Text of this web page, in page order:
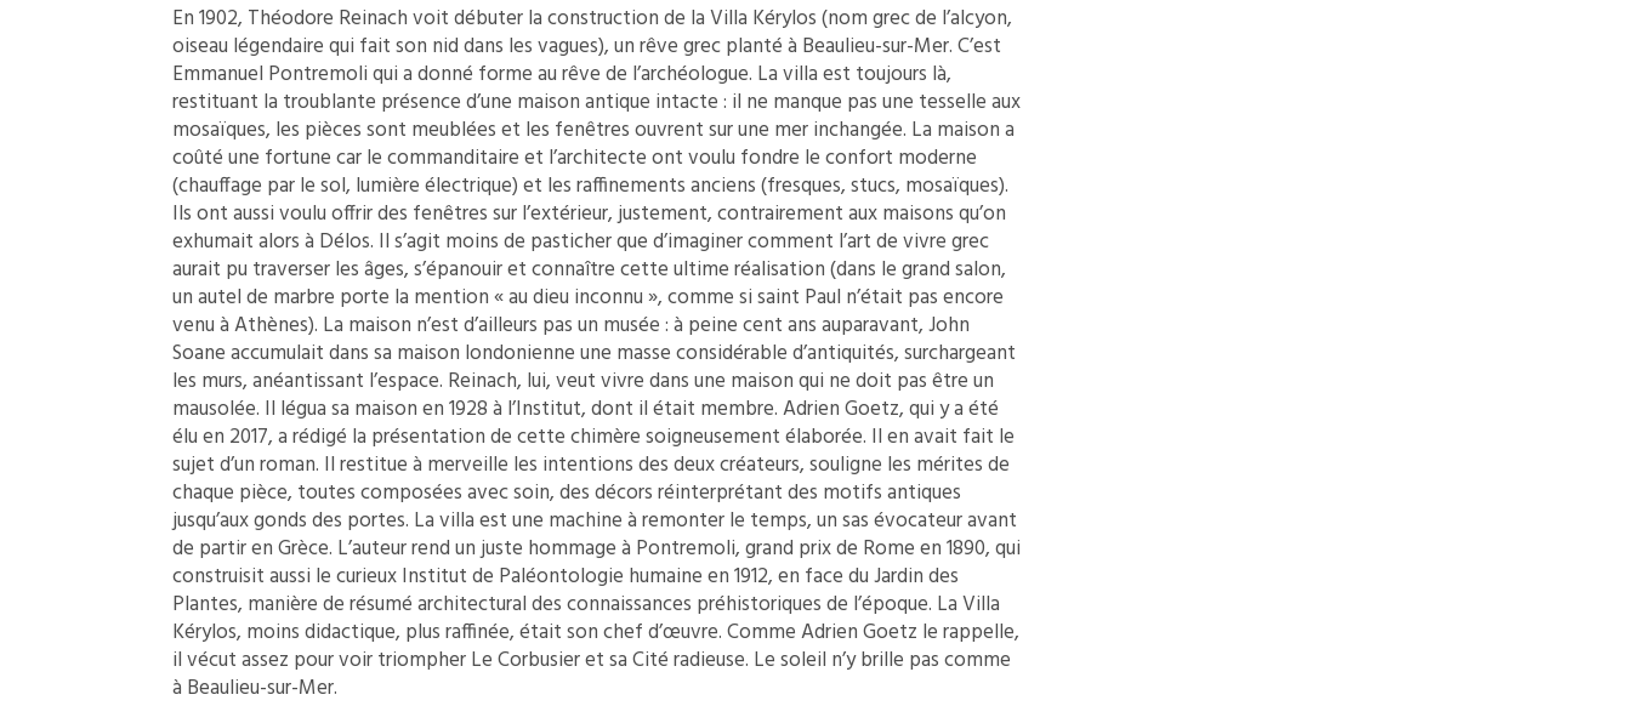
En 1902, Théodore Reinach voit débuter la construction de la Villa Kérylos (nom grec de l’alcyon,
oiseau légendaire qui fait son nid dans les vagues), un rêve grec planté à Beaulieu-sur-Mer. C’est
Emmanuel Pontremoli qui a donné forme au rêve de l’archéologue. La villa est toujours là,
restituant la troublante présence d’une maison antique intacte : il ne manque pas une tesselle aux
mosaïques, les pièces sont meublées et les fenêtres ouvrent sur une mer inchangée. La maison a
coûté une fortune car le commanditaire et l’architecte ont voulu fondre le confort moderne
(chauffage par le sol, lumière électrique) et les raffinements anciens (fresques, stucs, mosaïques).
Ils ont aussi voulu offrir des fenêtres sur l’extérieur, justement, contrairement aux maisons qu’on
exhumait alors à Délos. Il s’agit moins de pasticher que d’imaginer comment l’art de vivre grec
aurait pu traverser les âges, s’épanouir et connaître cette ultime réalisation (dans le grand salon,
un autel de marbre porte la mention « au dieu inconnu », comme si saint Paul n’était pas encore
venu à Athènes). La maison n’est d’ailleurs pas un musée : à peine cent ans auparavant, John
Soane accumulait dans sa maison londonienne une masse considérable d’antiquités, surchargeant
les murs, anéantissant l’espace. Reinach, lui, veut vivre dans une maison qui ne doit pas être un
mausolée. Il légua sa maison en 1928 à l’Institut, dont il était membre. Adrien Goetz, qui y a été
élu en 2017, a rédigé la présentation de cette chimère soigneusement élaborée. Il en avait fait le
sujet d’un roman. Il restitue à merveille les intentions des deux créateurs, souligne les mérites de
chaque pièce, toutes composées avec soin, des décors réinterprétant des motifs antiques
jusqu’aux gonds des portes. La villa est une machine à remonter le temps, un sas évocateur avant
de partir en Grèce. L’auteur rend un juste hommage à Pontremoli, grand prix de Rome en 1890, qui
construisit aussi le curieux Institut de Paléontologie humaine en 1912, en face du Jardin des
Plantes, manière de résumé architectural des connaissances préhistoriques de l’époque. La Villa
Kérylos, moins didactique, plus raffinée, était son chef d’œuvre. Comme Adrien Goetz le rappelle,
il vécut assez pour voir triompher Le Corbusier et sa Cité radieuse. Le soleil n’y brille pas comme
à Beaulieu-sur-Mer.